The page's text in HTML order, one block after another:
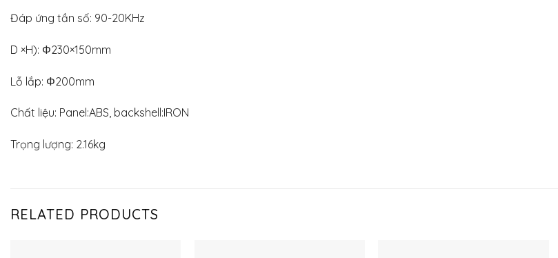
Đáp ứng tần số: 90-20KHz
D ×H): Φ230×150mm
Lỗ lắp: Φ200mm
Chất liệu: Panel:ABS, backshell:IRON
Trọng lượng: 2.16kg
RELATED PRODUCTS